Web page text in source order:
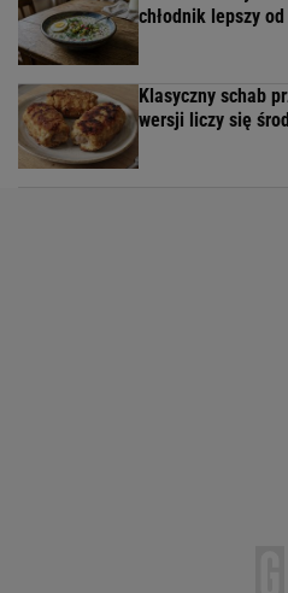
chłodnik lepszy
Klasyczny schab
wersji liczy się